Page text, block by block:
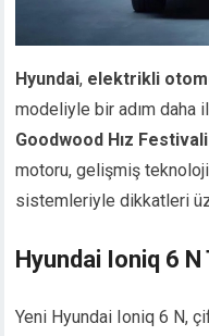
Hyundai, elektrikli
modeliyle bir adım daha
Goodwood Hız Festivali
motoru, gelişmiş
sistemleriyle dikkatleri
Hyundai Ioniq 6
Yeni Hyundai Ioniq 6 N,